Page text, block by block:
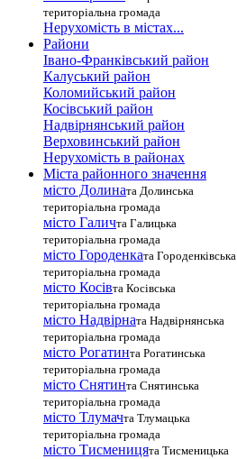
територіальна громада
Нерухомість в містах...
Райони
Івано-Франківський район
Калуський район
Коломийський район
Косівський район
Надвірнянський район
Верховинський район
Нерухомість в районах
Міста районного значення
місто Долината Долинська
територіальна громада
місто Галичта Галицька
територіальна громада
місто Городенката Городенківська
територіальна громада
місто Косівта Косівська
територіальна громада
місто Надвірната Надвірнянська
територіальна громада
місто Рогатинта Рогатинська
територіальна громада
місто Снятинта Снятинська
територіальна громада
місто Тлумачта Тлумацька
територіальна громада
місто Тисменицята Тисменицька